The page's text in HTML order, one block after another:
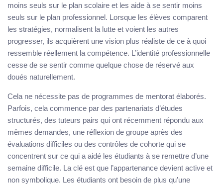
moins seuls sur le plan scolaire et les aide à se sentir moins
seuls sur le plan professionnel. Lorsque les élèves comparent
les stratégies, normalisent la lutte et voient les autres
progresser, ils acquièrent une vision plus réaliste de ce à quoi
ressemble réellement la compétence. L’identité professionnelle
cesse de se sentir comme quelque chose de réservé aux
doués naturellement.
Cela ne nécessite pas de programmes de mentorat élaborés.
Parfois, cela commence par des partenariats d’études
structurés, des tuteurs pairs qui ont récemment répondu aux
mêmes demandes, une réflexion de groupe après des
évaluations difficiles ou des contrôles de cohorte qui se
concentrent sur ce qui a aidé les étudiants à se remettre d’une
semaine difficile. La clé est que l’appartenance devient active et
non symbolique. Les étudiants ont besoin de plus qu’une